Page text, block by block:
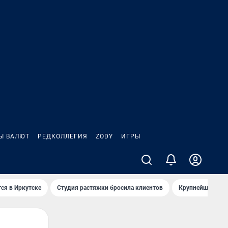
ВАЛЮТ РЕДКОЛЛЕГИЯ ZODY ИГРЫ
в Иркутске Студия растяжки бросила клиентов Крупнейшие